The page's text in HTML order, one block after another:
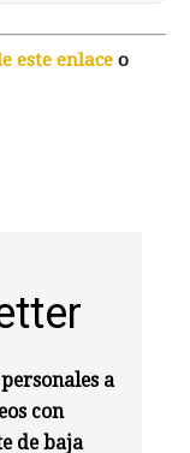
este enlace o
a
con
de baja